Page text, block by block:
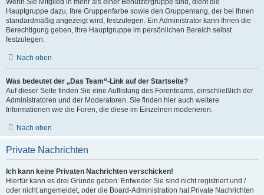
Wenn Sie Mitglied in mehr als einer Benutzergruppe sind, dient die
Hauptgruppe dazu, Ihre Gruppenfarbe sowie den Gruppenrang, der bei Ihnen
standardmäßig angezeigt wird, festzulegen. Ein Administrator kann Ihnen die
Berechtigung geben, Ihre Hauptgruppe im persönlichen Bereich selbst
festzulegen.
Nach oben
Was bedeutet der „Das Team“-Link auf der Startseite?
Auf dieser Seite finden Sie eine Auflistung des Forenteams, einschließlich der
Administratoren und der Moderatoren. Sie finden hier auch weitere
Informationen wie die Foren, die diese im Einzelnen moderieren.
Nach oben
Private Nachrichten
Ich kann keine Privaten Nachrichten verschicken!
Hierfür kann es drei Gründe geben: Entweder Sie sind nicht registriert und /
oder nicht angemeldet, oder die Board-Administration hat Private Nachrichten